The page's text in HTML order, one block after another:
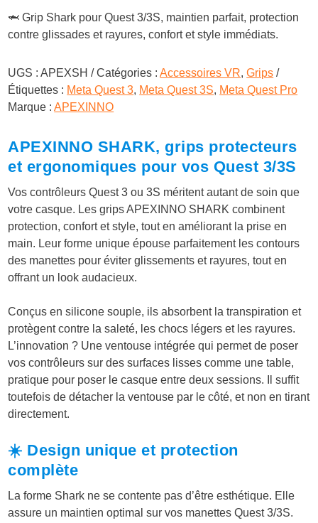
r
i
x
i
n
i
t
i
a
l
é
t
a
i
t
:
1
4
r
i
x
a
t
u
e
l
e
s
t
:
1
,
9
🦈 Grip Shark pour Quest 3/3S, maintien parfait, protection
contre glissades et rayures, confort et style immédiats.
UGS :APEXSH Catégories :Accessoires VR,Grips
Étiquettes : Meta Quest 3, Meta Quest 3S, Meta Quest Pro
Marque :APEXINNO
APEXINNO SHARK, grips protecteurs
et ergonomiques pour vos Quest 3/3S
Vos contrôleurs Quest 3 ou 3S méritent autant de soin que
votre casque. Les grips APEXINNO SHARK combinent
protection, confort et style, tout en améliorant la prise en
main. Leur forme unique épouse parfaitement les contours
des manettes pour éviter glissements et rayures, tout en
offrant un look audacieux.
Conçus en silicone souple, ils absorbent la transpiration et
protègent contre la saleté, les chocs légers et les rayures.
L’innovation ? Une ventouse intégrée qui permet de poser
vos contrôleurs sur des surfaces lisses comme une table,
pratique pour poser le casque entre deux sessions. Il suffit
toutefois de détacher la ventouse par le côté, et non en tirant
directement.
☀️ Design unique et protection
complète
La forme Shark ne se contente pas d’être esthétique. Elle
assure un maintien optimal sur vos manettes Quest 3/3S.